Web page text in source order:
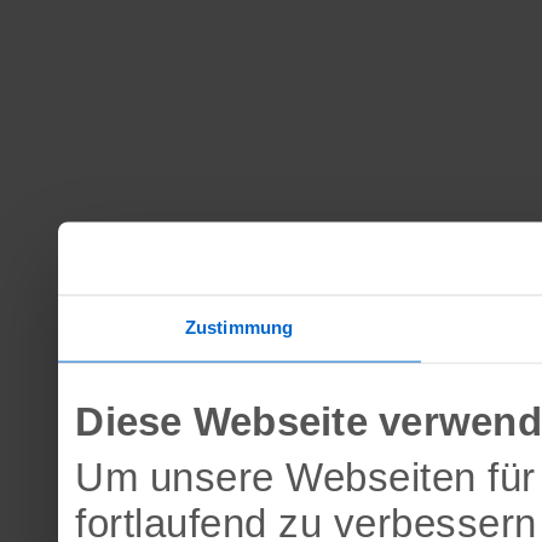
Zustimmung
Diese Webseite
Um unsere Webseiten
fortlaufend zu